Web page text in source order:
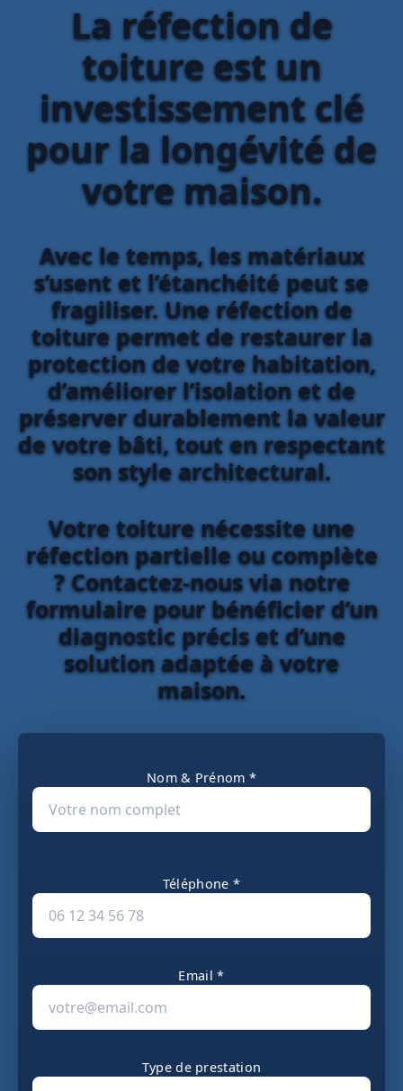
La réfection de
toiture est un
investissement clé
pour la longévité de
votre maison.
Avec le temps, les matériaux
s’usent et l’étanchéité peut se
fragiliser. Une réfection de
toiture permet de restaurer la
protection de votre habitation,
d’améliorer l’isolation et de
préserver durablement la valeur
de votre bâti, tout en respectant
son style architectural.
Votre toiture nécessite une
réfection partielle ou complète
? Contactez-nous via notre
formulaire pour bénéficier d’un
diagnostic précis et d’une
solution adaptée à votre
maison.
Nom & Prénom *
Téléphone *
Email *
Type de prestation